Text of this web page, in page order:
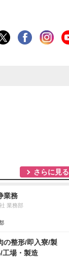
さらに見る
業務
業務部
の整形/即入寮/製
工場・製造